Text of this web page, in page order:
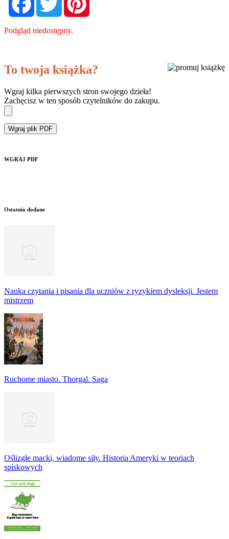
Podgląd niedostępny.
To twoja książka?
Wgraj kilka pierwszych stron swojego dzieła!
Zachęcisz w ten sposób czytelników do zakupu.
Wgraj plik PDF
WGRAJ PDF
Ostatnio dodane
Nauka czytania i pisania dla uczniów z ryzykiem dysleksji. Jestem
mistrzem
Ruchome miasto. Thorgal. Saga
Oślizgłe macki, wiadome siły. Historia Ameryki w teoriach
spiskowych